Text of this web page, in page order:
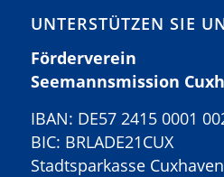
UNTERSTÜTZEN SIE
Förderverein
Seemannsmission
IBAN: DE57 2415 0001
BIC: BRLADE21CUX
Stadtsparkasse Cuxhaven